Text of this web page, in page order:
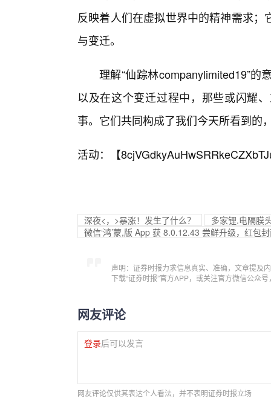
反映着人们在虚拟世界中的精神需求
与变迁。
理解“仙踪林companylimited19”
以及在这个变迁过程中，那些或闪耀
事。它们共同构成了我们今天所看到的
活动：【
深夜<，>暴涨！发生了什么？
多家锂.电隔膜
微信‘鸿’蒙,版 App 获 8.0.12.43 尝鲜升级，红包
声明：证券时报力求信息真实、准确，文章提及
下载“证券时报”官方APP，或关注官方微信公众
网友评论
登录后可以发言
网友评论仅供其表达个人看法，并不表明证券时报立场